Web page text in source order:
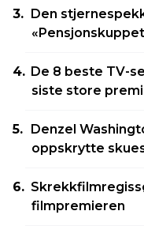
Den
De 8 beste TV-
siste store
Denzel
oppskrytte
filmpremieren